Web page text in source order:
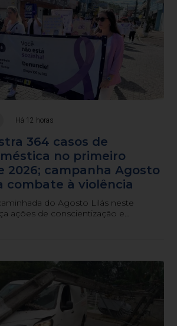
Há 12 horas
364 casos de
no primeiro
2026; campanha Agosto
combate à violência
do Agosto Lilás neste
ações de conscientização e